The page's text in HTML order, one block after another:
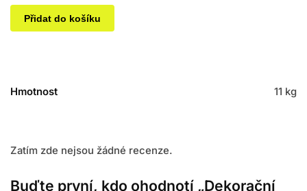
Přidat do košíku
Hmotnost 11 kg
Zatím zde nejsou žádné recenze.
Buďte první, kdo ohodnotí „Dekorační